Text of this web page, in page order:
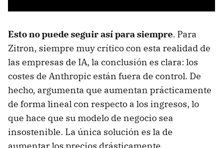
Esto no puede seguir así para siempre. Para
Zitron, siempre muy crítico con esta realidad de
las empresas de IA, la conclusión es clara: los
costes de Anthropic están fuera de control. De
hecho, argumenta que aumentan prácticamente
de forma lineal con respecto a los ingresos, lo
que hace que su modelo de negocio sea
insostenible. La única solución es la de